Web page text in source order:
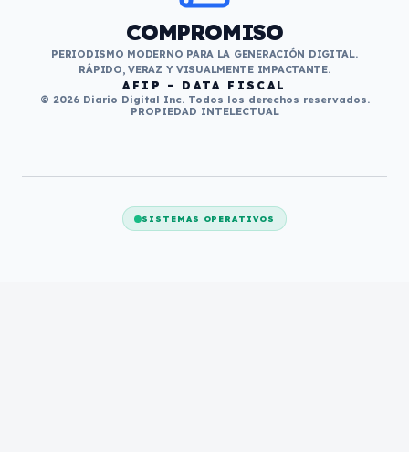
COMPROMISO
PERIODISMO MODERNO PARA LA GENERACIÓN DIGITAL.
RÁPIDO, VERAZ Y VISUALMENTE IMPACTANTE.
AFIP - DATA FISCAL
© 2026 Diario Digital Inc. Todos los derechos reservados.
PROPIEDAD INTELECTUAL
SISTEMAS OPERATIVOS